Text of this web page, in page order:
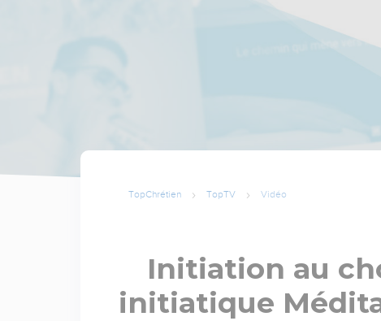
TopChrétien TopTV Vidéo
Initiation au
initiatique